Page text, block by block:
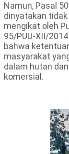
Namun, Pasal
dinyatakan
mengikat oleh
95/PUU-XII/
bahwa
masyarakat
dalam hutan
komersial.